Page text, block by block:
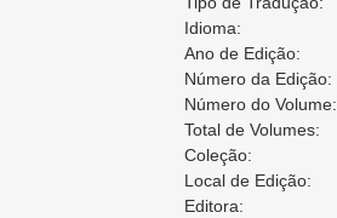
Idioma:
Ano de Edição:
Número da Edição:
Número do Volume:
Total de Volumes:
Coleção:
Local de Edição:
Editora: